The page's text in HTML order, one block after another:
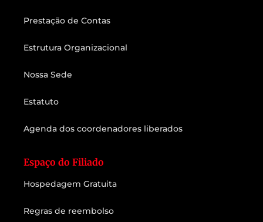
Prestação de Contas
Estrutura Organizacional
Nossa Sede
Estatuto
Agenda dos coordenadores liberados
Espaço do Filiado
Hospedagem Gratuita
Regras de reembolso